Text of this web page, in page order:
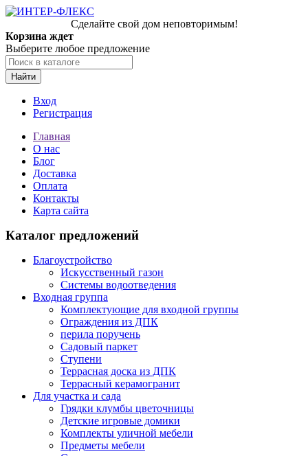
Сделайте свой дом неповторимым!
Корзина ждет
Выберите любое предложение
Найти
Вход
Регистрация
Главная
О нас
Блог
Доставка
Оплата
Контакты
Карта сайта
Каталог предложений
Благоустройство
Искусственный газон
Системы водоотведения
Входная группа
Комплектующие для входной группы
Ограждения из ДПК
перила поручень
Садовый паркет
Ступени
Террасная доска из ДПК
Террасный керамогранит
Для участка и сада
Грядки клумбы цветочницы
Детские игровые домики
Комплекты уличной мебели
Предметы мебели